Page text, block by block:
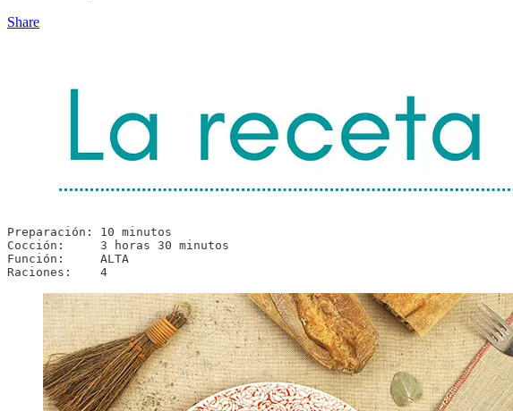
Share
Preparación: 10 minutos
Cocción:     3 horas 30 minutos
Función:     ALTA
Raciones:    4